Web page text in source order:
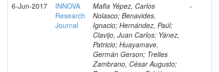
6-Jun-2017
INNOVA
Research
Journal
Mafla Yépez, Carlos
Nolasco; Benavides,
Ignacio; Hernández, Paúl;
Clavijo, Juan Carlos; Yánez,
Patricio; Huayamave,
Germán Gerson; Trelles
Zambrano, César Augusto;
-